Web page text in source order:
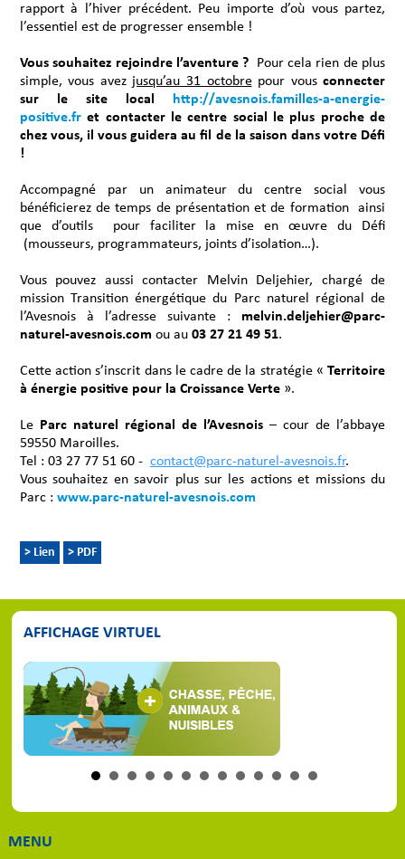
rapport à l’hiver précédent. Peu importe d’où vous partez,
l’essentiel est de progresser ensemble !
Vous souhaitez rejoindre l’aventure ?
Pour cela rien de plus
simple, vous avez jusqu’au 31 octobrepour vousconnecter
sur le site local
http://avesnois.familles-a-energie-
positive.fr et contacter le centre social le plus proche de
chez vous, il vous guidera au fil de la saison dans votre Défi
!
Accompagné par un animateur du centre social vous
bénéficierez de temps de présentation et de formation ainsi
que d’outils pour faciliter la mise en œuvre du Défi
(mousseurs, programmateurs, joints d’isolation…).
Vous pouvez aussi contacter Melvin Deljehier, chargé de
mission Transition énergétique du Parc naturel régional de
l’Avesnois à l’adresse suivante : melvin.deljehier@parc-
naturel-avesnois.com ou au 03 27 21 49 51.
Cette action s’inscrit dans le cadre de la stratégie «Territoire
à énergie positive pour la Croissance Verte».
Le Parc naturel régional de l’Avesnois – cour de l’abbaye
59550 Maroilles.
Tel : 03 27 77 51 60 - contact@parc-naturel-avesnois.fr.
Vous souhaitez en savoir plus sur les actions et missions du
Parc : www.parc-naturel-avesnois.com
> Lien > PDF
AFFICHAGE VIRTUEL
MENU